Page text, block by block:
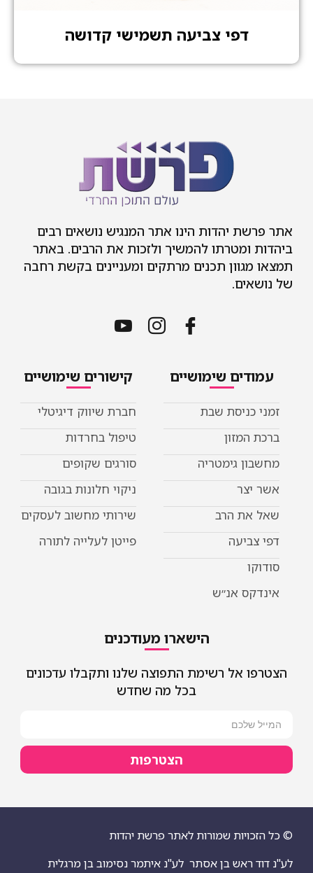
דפי צביעה תשמישי קדושה
אתר פרשת יהדות הינו אתר המנגיש נושאים רבים
ביהדות ומטרתו להמשיך ולזכות את הרבים. באתר
תמצאו מגוון תכנים מרתקים ומעניינים בקשת רחבה
של נושאים.
עמודים שימושיים
זמני כניסת שבת
ברכת המזון
מחשבון גימטריה
אשר יצר
שאל את הרב
דפי צביעה
סודוקו
אינדקס אנ״ש
קישורים שימושיים
חברת שיווק דיגיטלי
טיפול בחרדות
סורגים שקופים
ניקוי חלונות בגובה
שירותי מחשוב לעסקים
פייטן לעלייה לתורה
הישארו מעודכנים
הצטרפו אל רשימת התפוצה שלנו ותקבלו עדכונים
בכל מה שחדש
הצטרפות
© כל הזכויות שמורות לאתר פרשת יהדות
לע"נ דוד ראש בן אסתר לע"נ איתמר נסימוב בן מרגלית